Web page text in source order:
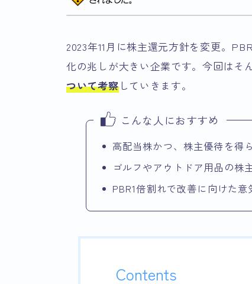
2023年11月に株主還元方針を変更。
化の兆しが大きい企業です。今回はそ
ついて考察していきます。
こんな人におすすめ
高配当株かつ、株主優待を得
ゴルフやアウトドア用品の株
PBR1倍割れで改善に向けた
Contents